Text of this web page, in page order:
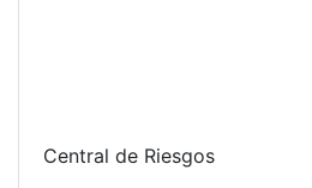
Central de Riesgos